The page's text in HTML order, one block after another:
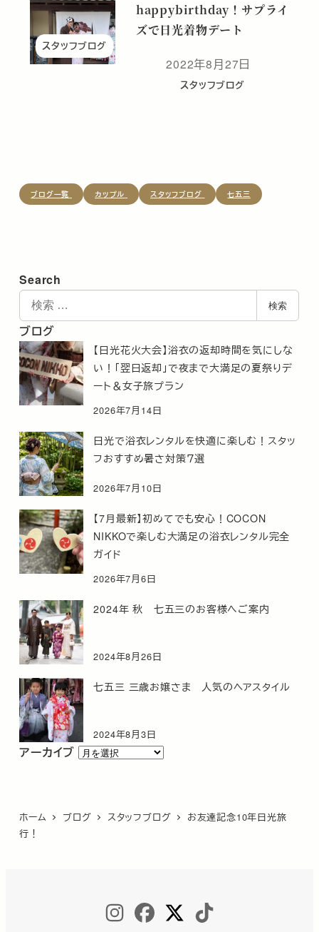
スタッフブログ
happybirthday！サプライ
ズで日光着物デート
投稿日
2022年8月27日
スタッフブログ
ブログ一覧 カップル スタッフブログ 七五三
Search
索
検索
ブログ
【日光花火大会】浴衣の返却時間を気にしな
い！「翌日返却」で夜まで大満足の夏祭りデ
ート＆女子旅プラン
2026年7月14日
日光で浴衣レンタルを快適に楽しむ！スタッ
フおすすめ暑さ対策７選
2026年7月10日
【7月最新】初めてでも安心！COCON
NIKKOで楽しむ大満足の浴衣レンタル完全
ガイド
2026年7月6日
2024年 秋 七五三のお客様へご案内
2024年8月26日
七五三 三歳お嬢さま 人気のヘアスタイル
2024年8月3日
アーカイブ ア
ブ
ホーム ブログ スタッフブログ
お友達記念10年日光旅
行！
INSTAGRAM
FACEBOOK
TWITTER